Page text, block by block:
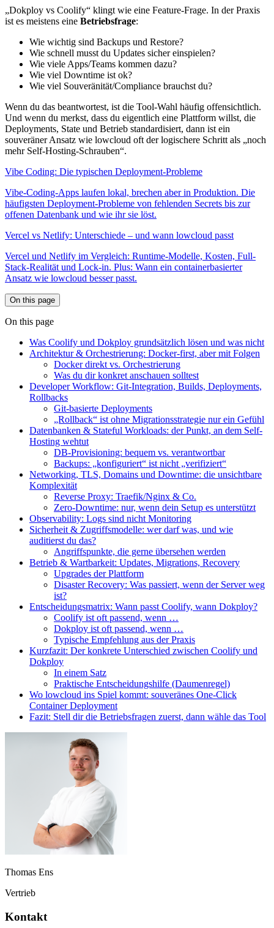
„Dokploy vs Coolify“ klingt wie eine Feature-Frage. In der Praxis
ist es meistens eine Betriebsfrage:
Wie wichtig sind Backups und Restore?
Wie schnell musst du Updates sicher einspielen?
Wie viele Apps/Teams kommen dazu?
Wie viel Downtime ist ok?
Wie viel Souveränität/Compliance brauchst du?
Wenn du das beantwortest, ist die Tool-Wahl häufig offensichtlich.
Und wenn du merkst, dass du eigentlich eine Plattform willst, die
Deployments, State und Betrieb standardisiert, dann ist ein
souveräner Ansatz wie lowcloud oft der logischere Schritt als „noch
mehr Self-Hosting-Schrauben“.
Vibe Coding: Die typischen Deployment-Probleme
Vibe-Coding-Apps laufen lokal, brechen aber in Produktion. Die
häufigsten Deployment-Probleme von fehlenden Secrets bis zur
offenen Datenbank und wie ihr sie löst.
Vercel vs Netlify: Unterschiede – und wann lowcloud passt
Vercel und Netlify im Vergleich: Runtime-Modelle, Kosten, Full-
Stack-Realität und Lock-in. Plus: Wann ein containerbasierter
Ansatz wie lowcloud besser passt.
On this page
On this page
Was Coolify und Dokploy grundsätzlich lösen und was nicht
Architektur & Orchestrierung: Docker-first, aber mit Folgen
Docker direkt vs. Orchestrierung
Was du dir konkret anschauen solltest
Developer Workflow: Git-Integration, Builds, Deployments,
Rollbacks
Git-basierte Deployments
„Rollback“ ist ohne Migrationsstrategie nur ein Gefühl
Datenbanken & Stateful Workloads: der Punkt, an dem Self-
Hosting wehtut
DB-Provisioning: bequem vs. verantwortbar
Backups: „konfiguriert“ ist nicht „verifiziert“
Networking, TLS, Domains und Downtime: die unsichtbare
Komplexität
Reverse Proxy: Traefik/Nginx & Co.
Zero-Downtime: nur, wenn dein Setup es unterstützt
Observability: Logs sind nicht Monitoring
Sicherheit & Zugriffsmodelle: wer darf was, und wie
auditierst du das?
Angriffspunkte, die gerne übersehen werden
Betrieb & Wartbarkeit: Updates, Migrations, Recovery
Upgrades der Plattform
Disaster Recovery: Was passiert, wenn der Server weg
ist?
Entscheidungsmatrix: Wann passt Coolify, wann Dokploy?
Coolify ist oft passend, wenn …
Dokploy ist oft passend, wenn …
Typische Empfehlung aus der Praxis
Kurzfazit: Der konkrete Unterschied zwischen Coolify und
Dokploy
In einem Satz
Praktische Entscheidungshilfe (Daumenregel)
Wo lowcloud ins Spiel kommt: souveränes One-Click
Container Deployment
Fazit: Stell dir die Betriebsfragen zuerst, dann wähle das Tool
Thomas Ens
Vertrieb
Kontakt